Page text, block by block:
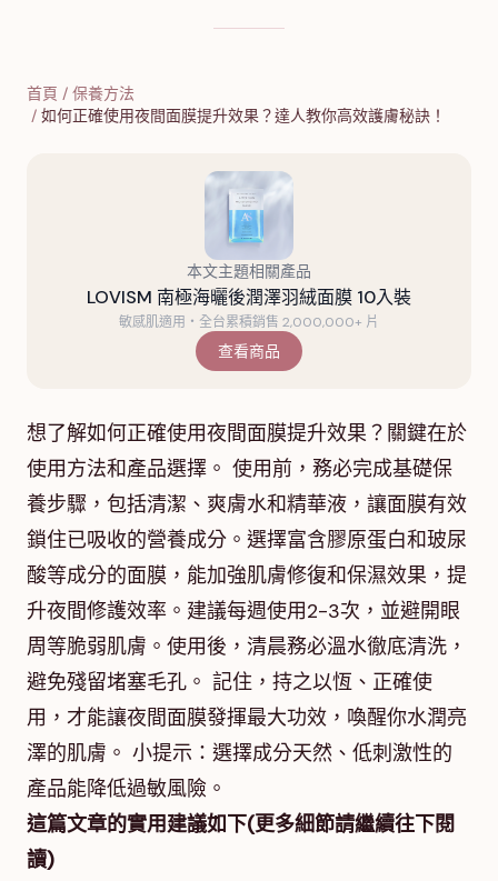
首頁 / 保養方法
/ 如何正確使用夜間面膜提升效果？達人教你高效護膚秘訣！
本文主題相關產品
LOVISM 南極海曬後潤澤羽絨面膜 10入裝
敏感肌適用・全台累積銷售 2,000,000+ 片
查看商品
想了解如何正確使用夜間面膜提升效果？關鍵在於
使用方法和產品選擇。 使用前，務必完成基礎保
養步驟，包括清潔、爽膚水和精華液，讓面膜有效
鎖住已吸收的營養成分。選擇富含膠原蛋白和玻尿
酸等成分的面膜，能加強肌膚修復和保濕效果，提
升夜間修護效率。建議每週使用2-3次，並避開眼
周等脆弱肌膚。使用後，清晨務必溫水徹底清洗，
避免殘留堵塞毛孔。 記住，持之以恆、正確使
用，才能讓夜間面膜發揮最大功效，喚醒你水潤亮
澤的肌膚。 小提示：選擇成分天然、低刺激性的
產品能降低過敏風險。
這篇文章的實用建議如下(更多細節請繼續往下閱
讀)